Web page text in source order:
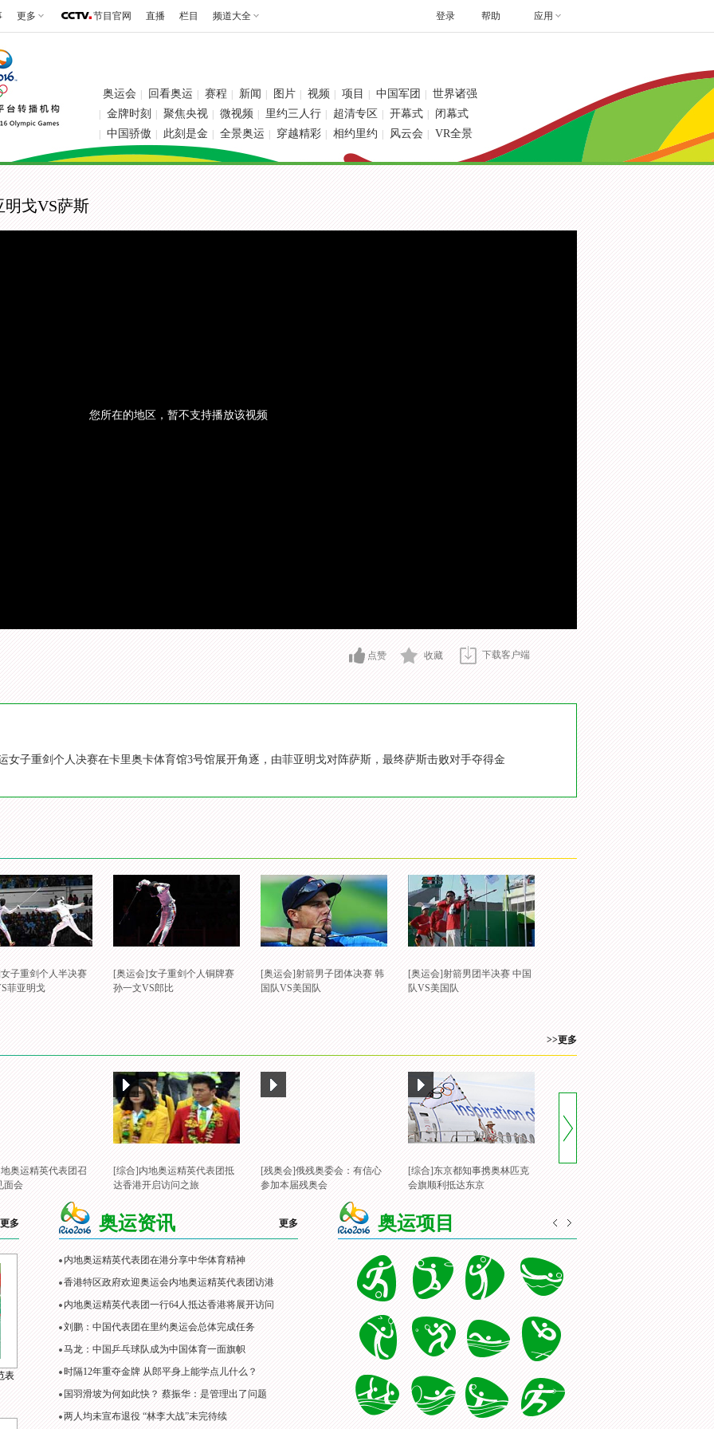
更多 节目官网 直播 栏目 频道大全 帮助 应用
登录
奥运会 回看奥运 赛程 新闻 图片 视频 项目 中国军团 世界诸强
金牌时刻 聚焦央视 微视频 里约三人行 超清专区 开幕式 闭幕式
中国骄傲 此刻是金 全景奥运 穿越精彩 相约里约 风云会 VR全景
戈VS萨斯
您所在的地区，暂不支持播放该视频
点赞 收藏 下载客户端
女子重剑个人决赛在卡里奥卡体育馆3号馆展开角逐，由菲亚明戈对阵萨斯，最终萨斯击败对手夺得金
子重剑个人半决赛
菲亚明戈
[奥运会]女子重剑个人铜牌赛
孙一文VS郎比
[奥运会]射箭男子团体决赛 韩
国队VS美国队
[奥运会]射箭男团半决赛 中国
队VS美国队
>>更多
奥运精英代表团召
面会
[综合]内地奥运精英代表团抵
达香港开启访问之旅
[残奥会]俄残奥委会：有信心
参加本届残奥会
[综合]东京都知事携奥林匹克
会旗顺利抵达东京
更多
表
奥运资讯 更多
内地奥运精英代表团在港分享中华体育精神
香港特区政府欢迎奥运会内地奥运精英代表团访港
内地奥运精英代表团一行64人抵达香港将展开访问
刘鹏：中国代表团在里约奥运会总体完成任务
马龙：中国乒乓球队成为中国体育一面旗帜
时隔12年重夺金牌 从郎平身上能学点儿什么？
国羽滑坡为何如此快？ 蔡振华：是管理出了问题
两人均未宣布退役 “林李大战”未完待续
奥运项目